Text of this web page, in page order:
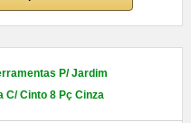
P/ Jardim
C/ Cinto 8 Pç Cinza